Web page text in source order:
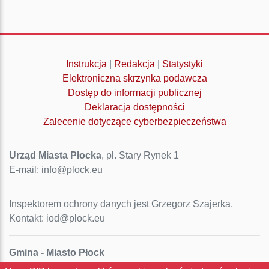
Instrukcja Redakcja
Statystyki
Elektroniczna skrzynka podawcza
Dostęp do informacji publicznej
Deklaracja dostępności
Zalecenie dotyczące cyberbezpieczeństwa
Urząd Miasta Płocka, pl. Stary Rynek 1
E-mail: info@plock.eu
Inspektorem ochrony danych jest Grzegorz Szajerka.
Kontakt: iod@plock.eu
Gmina - Miasto Płock
Pl. Stary Rynek 1